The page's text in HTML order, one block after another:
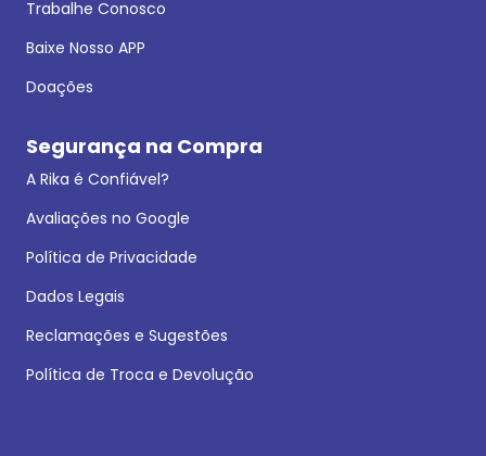
Trabalhe Conosco
Baixe Nosso APP
Doações
Segurança na Compra
A Rika é Confiável?
Avaliações no Google
Política de Privacidade
Dados Legais
Reclamações e Sugestões
Política de Troca e Devolução